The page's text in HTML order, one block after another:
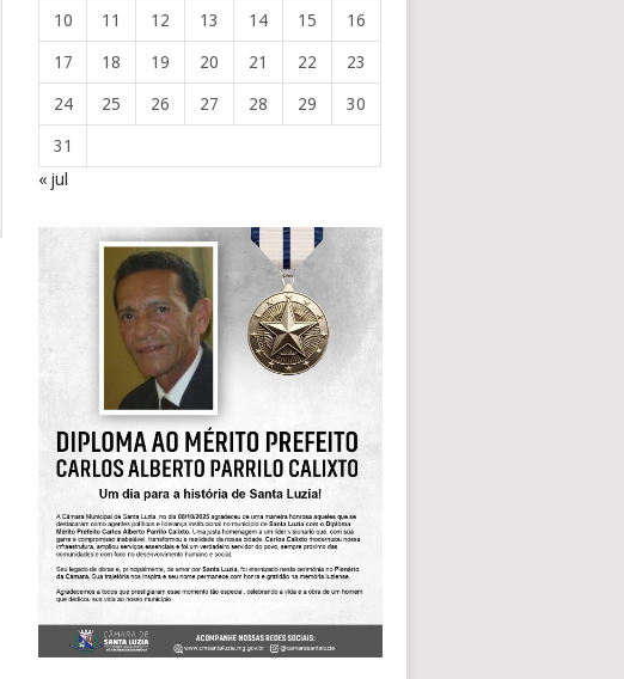
10 11 12 13 14 15 16
17 18 19 20 21 22 23
24 25 26 27 28 29 30
31
« jul